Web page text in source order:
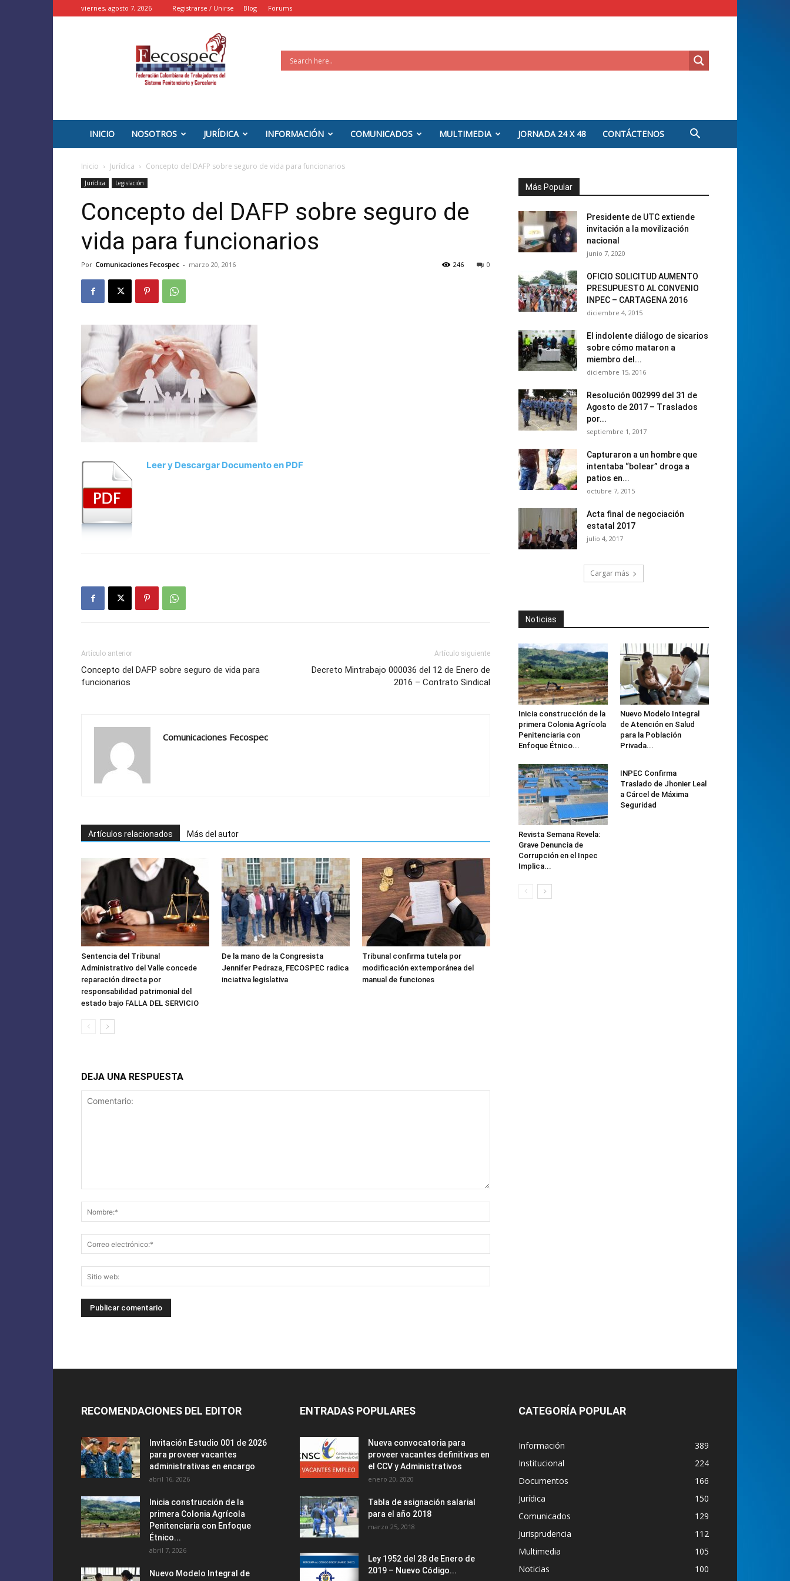
viernes, agosto 7, 2026 Registrarse / Unirse Blog Forums
FECOSPEC
INICIO NOSOTROS JURÍDICA INFORMACIÓN COMUNICADOS MULTIMEDIA JORNADA 24 X 48 CONTÁCTENOS
Inicio Jurídica Concepto del DAFP sobre seguro de vida para funcionarios
Jurídica Legislación
Concepto del DAFP sobre seguro de
vida para funcionarios
Por Comunicaciones Fecospec - marzo 20, 2016 0
246
Leer y Descargar Documento en PDF
Artículo anterior
Concepto del DAFP sobre seguro de vida para
funcionarios
Artículo siguiente
Decreto Mintrabajo 000036 del 12 de Enero de
2016 – Contrato Sindical
Comunicaciones Fecospec
Artículos relacionados Más del autor
Sentencia del Tribunal
Administrativo del Valle concede
reparación directa por
responsabilidad patrimonial del
estado bajo FALLA DEL SERVICIO
De la mano de la Congresista
Jennifer Pedraza, FECOSPEC radica
inciativa legislativa
Tribunal confirma tutela por
modificación extemporánea del
manual de funciones
DEJA UNA RESPUESTA
Más Popular
Presidente de UTC extiende
invitación a la movilización
nacional
junio 7, 2020
OFICIO SOLICITUD AUMENTO
PRESUPUESTO AL CONVENIO
INPEC – CARTAGENA 2016
diciembre 4, 2015
El indolente diálogo de sicarios
sobre cómo mataron a
miembro del...
diciembre 15, 2016
Resolución 002999 del 31 de
Agosto de 2017 – Traslados
por...
septiembre 1, 2017
Capturaron a un hombre que
intentaba “bolear” droga a
patios en...
octubre 7, 2015
Acta final de negociación
estatal 2017
julio 4, 2017
Cargar más
Noticias
Inicia construcción de la
primera Colonia Agrícola
Penitenciaria con
Enfoque Étnico...
Nuevo Modelo Integral
de Atención en Salud
para la Población
Privada...
Revista Semana Revela:
Grave Denuncia de
Corrupción en el Inpec
Implica...
INPEC Confirma
Traslado de Jhonier Leal
a Cárcel de Máxima
Seguridad
RECOMENDACIONES DEL EDITOR
Invitación Estudio 001 de 2026
para proveer vacantes
administrativas en encargo
abril 16, 2026
Inicia construcción de la
primera Colonia Agrícola
Penitenciaria con Enfoque
Étnico...
abril 7, 2026
Nuevo Modelo Integral de
ENTRADAS POPULARES
Nueva convocatoria para
proveer vacantes definitivas en
el CCV y Administrativos
enero 20, 2020
Tabla de asignación salarial
para el año 2018
marzo 25, 2018
Ley 1952 del 28 de Enero de
2019 – Nuevo Código...
CATEGORÍA POPULAR
Información
389
Institucional
224
Documentos
166
Jurídica
150
Comunicados
129
Jurisprudencia
112
Multimedia
105
Noticias
100